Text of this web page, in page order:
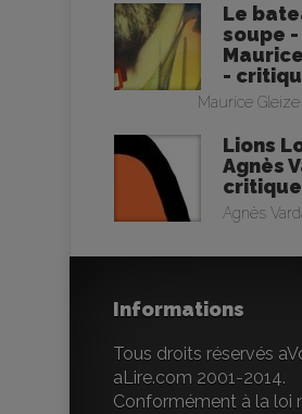
Le
soupe -
-
Maurice Gleize
Lions
Agnès
critique
Agnès
Informations
Tous droits réservés
aLire.com 2001-2014.
Conformément à la loi